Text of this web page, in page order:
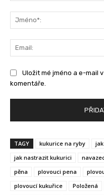
Uložit mé jméno a e-mail
komentáře.
TAGY kukurice na ryby
jak nastrazit kukurici
pěna
plovouci pena
plovoucí kukuřice
Položená